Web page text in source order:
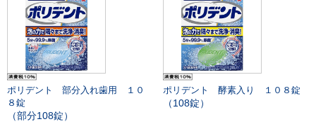
ポリデント 部分入れ歯用 １０
８錠
（部分108錠）
ポリデント 酵素入り １０８錠
（108錠）